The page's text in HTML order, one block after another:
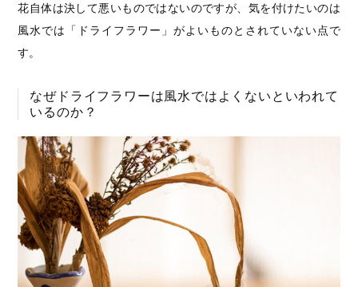
花自体は決して悪いものではないのですが、気を付けたいのは
風水では「ドライフラワー」がよいものとされていない点で
す。
なぜドライフラワーは風水ではよくないといわれて
いるのか？